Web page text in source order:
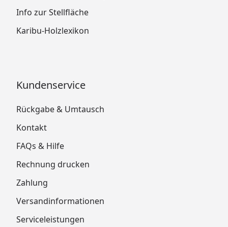
Info zur Stellfläche
Karibu-Holzlexikon
Kundenservice
Rückgabe & Umtausch
Kontakt
FAQs & Hilfe
Rechnung drucken
Zahlung
Versandinformationen
Serviceleistungen